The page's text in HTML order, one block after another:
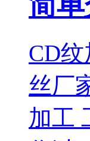
CD
丝厂
加工